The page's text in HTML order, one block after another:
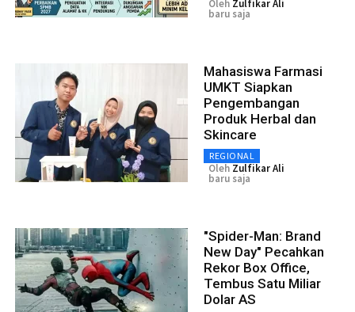
Oleh Zulfikar Ali
baru saja
Mahasiswa Farmasi
UMKT Siapkan
Pengembangan
Produk Herbal dan
Skincare
REGIONAL
Oleh Zulfikar Ali
baru saja
"Spider-Man: Brand
New Day" Pecahkan
Rekor Box Office,
Tembus Satu Miliar
Dolar AS